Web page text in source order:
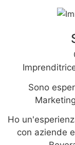
Sono
Ho
con aziende